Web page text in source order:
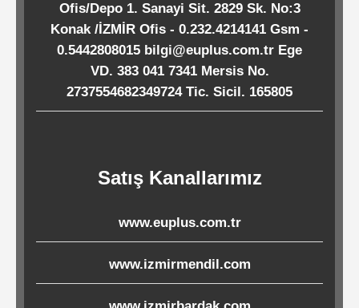
Köpük
Kaseler
Tabaklar
Ürünleri
Melamin
Ofis/Depo 1. Sanayi Sit. 2829 Sk. No:3
Konak /İZMİR Ofis - 0.232.4214141 Gsm -
0.5442808015 bilgi@euplus.com.tr Ege
VD. 383 041 7341 Mersis No.
2737554682349724 Tic. Sicil. 165805
Satış Kanallarımız
www.euplus.com.tr
www.izmirmendil.com